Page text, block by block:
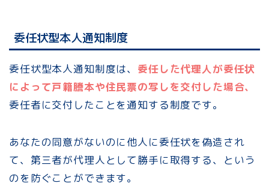
委任状型本人通知制度
委任状型本人通知制度は、 委任した代理人が委任状
によって戸籍謄本や住民票の写しを交付した場合、
委任者に交付したことを通知する制度です。
あなたの同意がないのに他人に委任状を偽造され
て、第三者が代理人として勝手に取得する、という
のを防ぐことができます。